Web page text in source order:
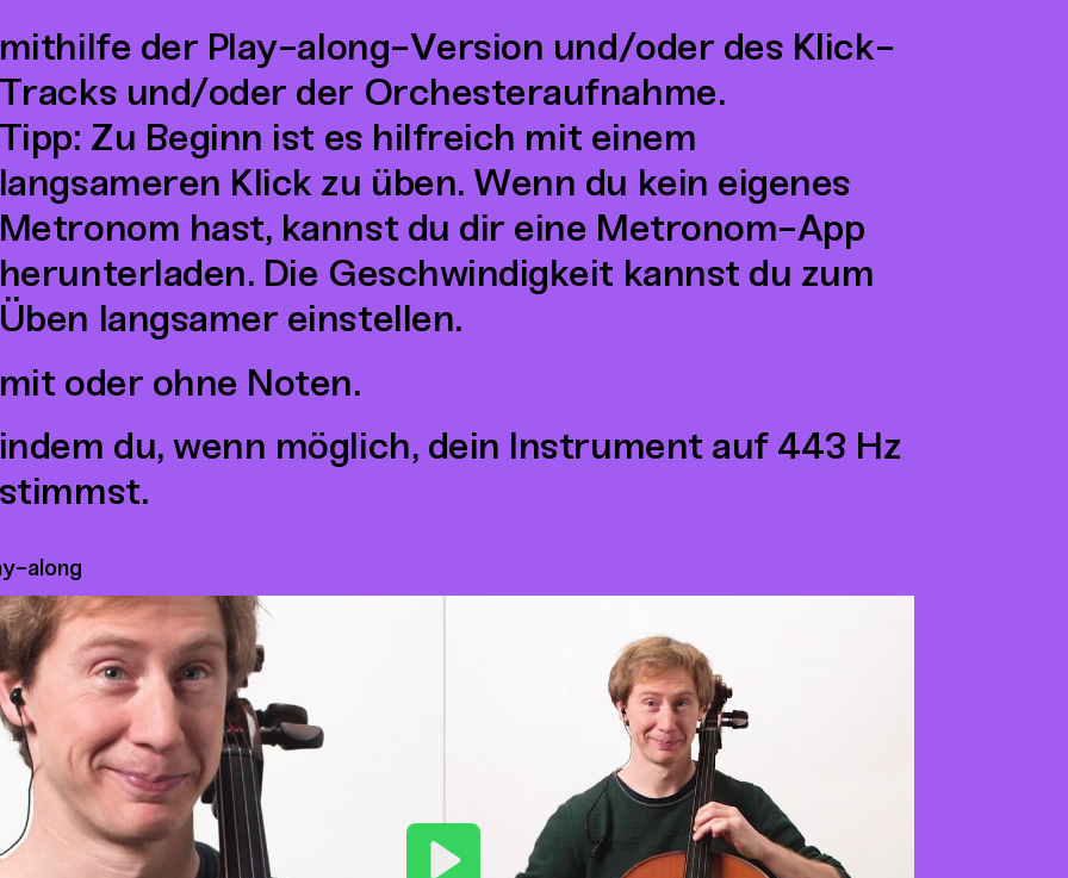
der Play-along-Version und/oder des Klick-
und/oder der Orchesteraufnahme.
Zu Beginn ist es hilfreich mit einem
Klick zu üben. Wenn du kein eigenes
hast, kannst du dir eine Metronom-App
Die Geschwindigkeit kannst du zum
langsamer einstellen.
oder ohne Noten.
du, wenn möglich, dein Instrument auf 443 Hz
along